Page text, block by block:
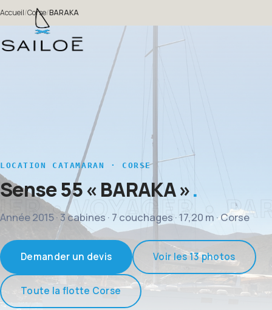
Accueil/Corse/BARAKA
LOCATION CATAMARAN · CORSE
Sense 55« BARAKA »
Année 2015 · 3 cabines · 7 couchages · 17,20 m · Corse
Demander un devis Voir les 13 photos
Toute la flotte Corse